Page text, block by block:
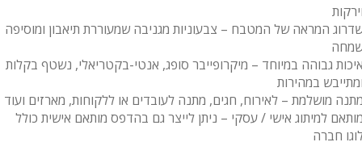
המראה של המטבח – צבעוניות מגניבה שמעוררת תיאבון ומוסיפה
גבוהה במיוחד – מיקרופייבר סופג, אנטי-בקטריאלי, נשטף בקלות
במהירות
מושלמת – לאירוח, חגים, מתנה לעובדים או ללקוחות, מארזים ועוד
למיתוג אישי / עסקי – ניתן לייצר גם בהדפס מותאם אישית כולל
חברה